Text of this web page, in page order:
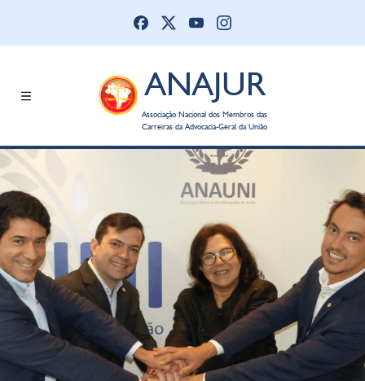
ANAJUR
Associação Nacional dos Membros das
Carreiras da Advocacia-Geral da União